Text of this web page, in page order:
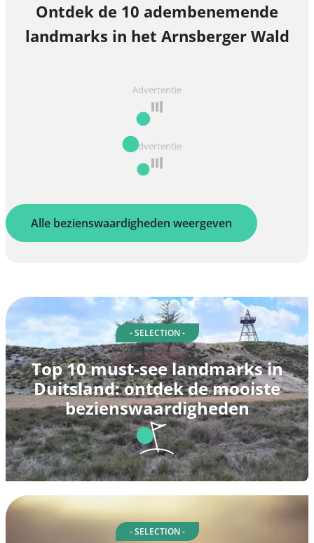
Ontdek de 10 adembenemende
landmarks in het Arnsberger Wald
Advertentie
Advertentie
Alle bezienswaardigheden weergeven
- SELECTION -
Top 10 must-see landmarks in
Duitsland: ontdek de mooiste
bezienswaardigheden
- SELECTION -